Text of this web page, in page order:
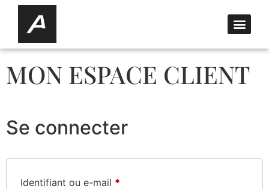
MON ESPACE CLIENT
Se connecter
Identifiant ou e-mail *